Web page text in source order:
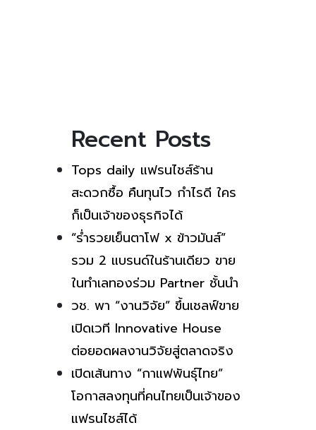
Recent Posts
Tops daily แฟรนไชส์ร้าน
สะดวกซื้อ คืนทุนไว กำไรดี ใคร
ก็เป็นเจ้าของธุรกิจได้
“ร่ำรวยเย็นตาโฟ x ข้าวมันส์”
รวม 2 แบรนด์ในร้านเดียว ขาย
ในทำเลทองร่วม Partner ชั้นนำ
วช. พา “งานวิจัย” ขึ้นเชลฟ์ขาย
เปิดเวที Innovative House
ต่อยอดผลงานวิจัยสู่ตลาดจริง
เปิดเส้นทาง “กาแฟพันธุ์ไทย”
โอกาสลงทุนที่คนไทยเป็นเจ้าของ
แฟรนไชส์ได้